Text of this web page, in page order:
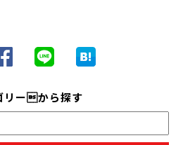
リーから探す